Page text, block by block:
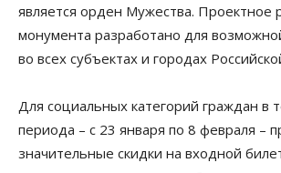
является орден Мужества. Проектное
монумента разработано для
во всех субъектах и городах
Для социальных категорий граждан в
периода – с 23 января по 8 февраля –
значительные скидки на входной